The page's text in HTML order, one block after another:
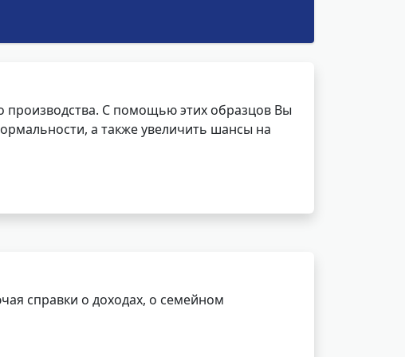
производства. С помощью этих образцов Вы
а также увеличить шансы на
справки о доходах, о семейном